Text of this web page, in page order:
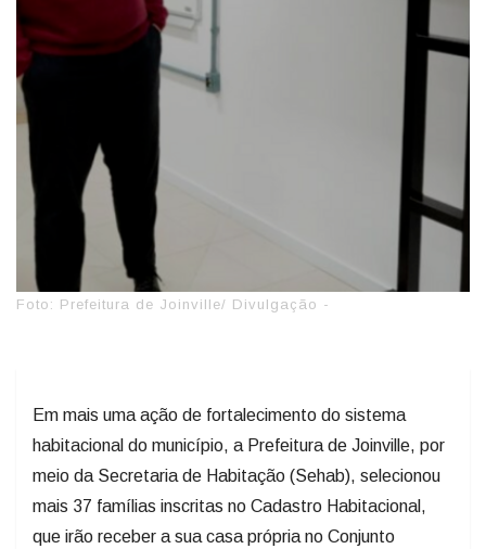
Foto: Prefeitura de Joinville/ Divulgação -
Em mais uma ação de fortalecimento do sistema
habitacional do município, a Prefeitura de Joinville, por
meio da Secretaria de Habitação (Sehab), selecionou
mais 37 famílias inscritas no Cadastro Habitacional,
que irão receber a sua casa própria no Conjunto